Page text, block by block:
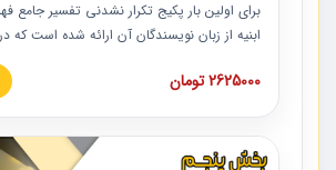
برای اولین بار پکیج تکرار نشدنی تفسیر جامع
ابنیه از زبان نویسندگان آن ارائه شده است
ردیف ها و مطالب فهرست بها تفسیر و ارائه
دوره به صورت کامل تصویری بوده و به همراه
دوره با کلام مهندس علیرضاحسین‌زاده مدیر
مشاور در امر بازنگری فهرست بها رشته ابنیه
2625000 تومان